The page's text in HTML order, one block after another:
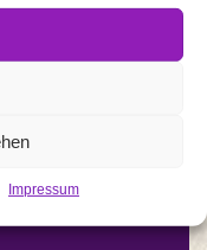
Impressum